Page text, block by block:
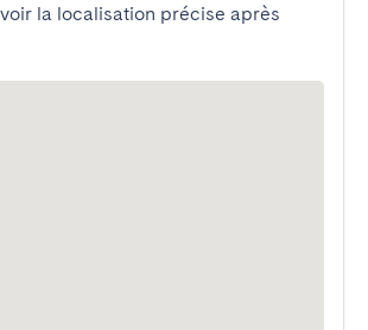
la localisation précise après